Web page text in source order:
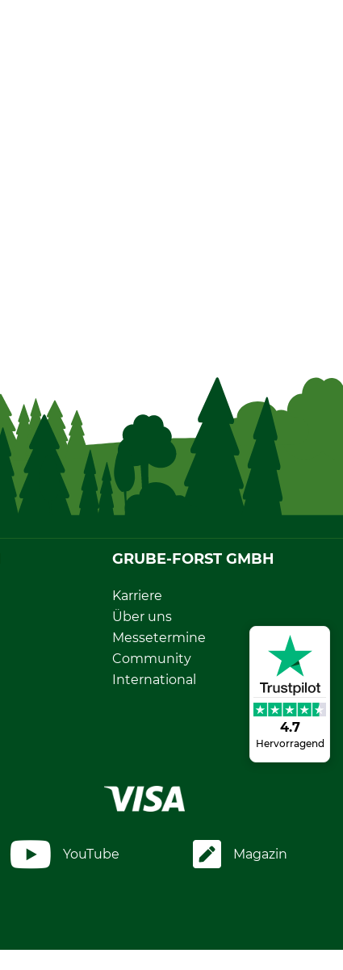
4.7
Hervorragend
GRUBE-FORST GMBH
Karriere
Über uns
Messetermine
Community
International
YouTube Magazin